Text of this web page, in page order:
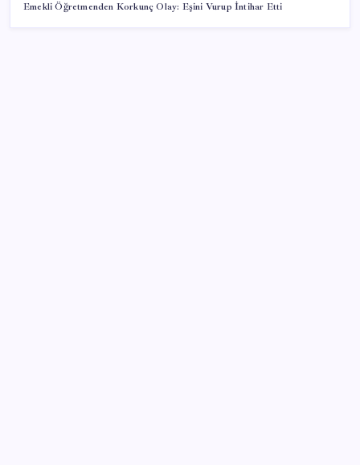
Emekli Öğretmenden Korkunç Olay: Eşini Vurup İntihar Etti